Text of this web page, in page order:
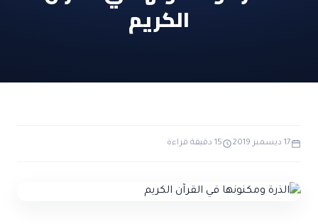
الاعجاز الغيبي في القرآن
الاعجاز في علوم الفلك والفضاء
الاعجاز البياني و اللغوي في القرآن
الاعجاز التشريعي في القرآن
حول القراّن
تواصل معنا
الكريم
17 ديسمبر 2019 15 دقيقة قراءة